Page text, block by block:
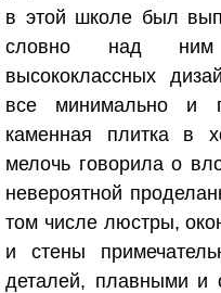
в этой школе был
словно над ним
высококлассных
все минимально и
каменная плитка в
мелочь говорила о
невероятной
том числе люстры,
и стены
деталей, плавными и